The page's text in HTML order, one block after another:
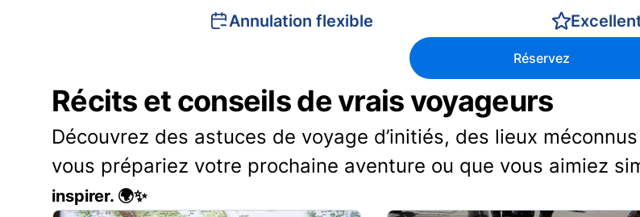
Annulation flexible
Réservez
Récits et conseils de vrais voyageurs
Découvrez des astuces de voyage d’initiés, des lieux
vous prépariez votre prochaine aventure ou que vous aimiez
inspirer. 🌍✨